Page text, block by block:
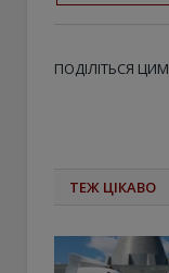
ПОДІЛІТЬСЯ ЦИМ
ТЕЖ ЦІКАВО